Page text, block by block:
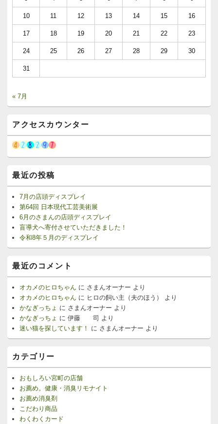
10 11 12 13 14 15 16
17 18 19 20 21 22 23
24 25 26 27 28 29 30
31
« 7月
アクセスカウンター
最近の投稿
7月の店頭ディスプレイ
第64回 日本現代工芸美術展
6月のさまんの店頭ディスプレイ
盲導犬へ寄付させていただきました！
令和8年５月のディスプレイ
最近のコメント
オカメのヒロちゃん に さまんオーナー より
オカメのヒロちゃん に ヒロの飼い主（夫のほう）
より
かなぎっちょ に さまんオーナー より
かなぎっちょ に 伊藤 司 より
迷い猫を探しています！
に さまんオーナー より
カテゴリー
おもしろい宮町の店舗
お薦め。健康・消臭リモナイト
お薦め消臭剤
こだわり商品
わくわくカード